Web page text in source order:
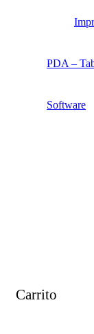
PDA –
Software
Carrito